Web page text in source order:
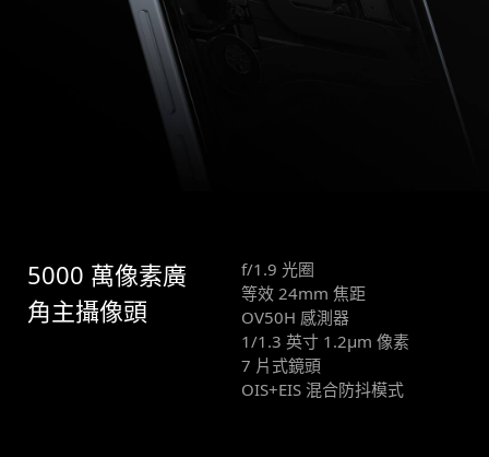
5000 萬像素廣
角主攝像頭
f/1.9 光圈
等效 24mm 焦距
OV50H 感測器
1/1.3 英寸 1.2μm 像素
7 片式鏡頭
OIS+EIS 混合防抖模式